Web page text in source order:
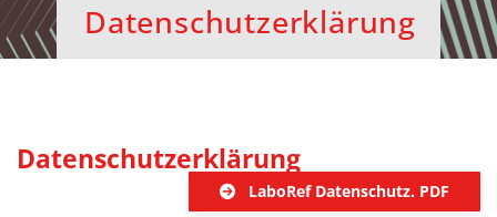
Datenschutzerklärung
You are here:
Datenschutzerklärung
LaboRef Datenschutz. PDF